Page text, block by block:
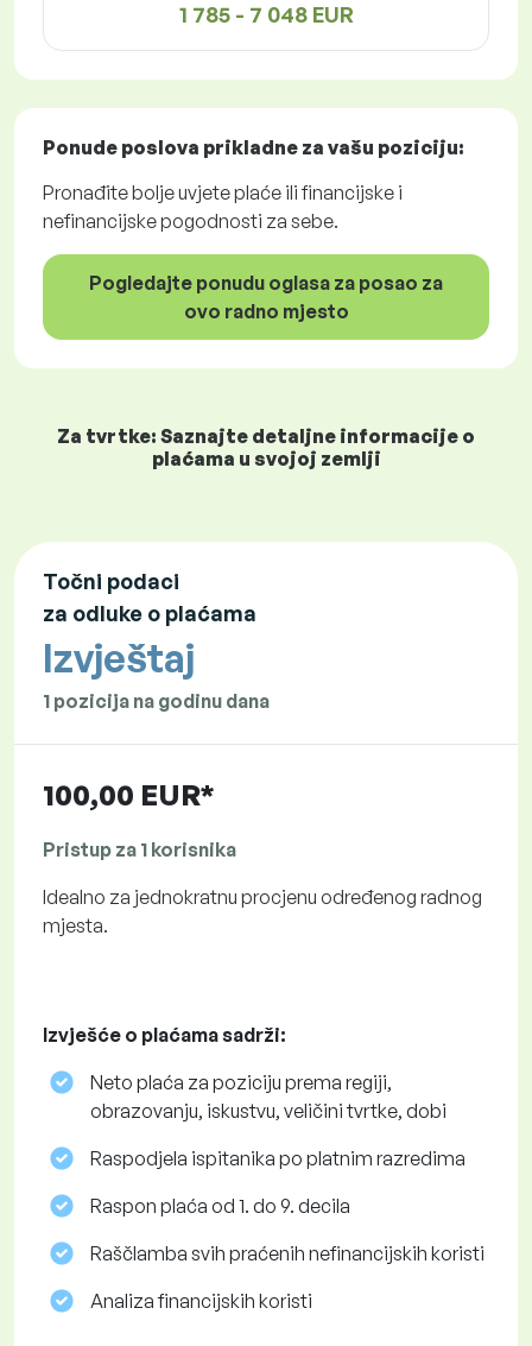
1 785 - 7 048 EUR
Ponude poslova prikladne za vašu poziciju:
Pronađite bolje uvjete plaće ili financijske i
nefinancijske pogodnosti za sebe.
Pogledajte ponudu oglasa za posao za
ovo radno mjesto
Za tvrtke: Saznajte detaljne informacije o
plaćama u svojoj zemlji
Točni podaci
za odluke o plaćama
Izvještaj
1 pozicija na godinu dana
100,00 EUR*
Pristup za 1 korisnika
Idealno za jednokratnu procjenu određenog radnog
mjesta.
Izvješće o plaćama sadrži:
Neto plaća za poziciju prema regiji,
obrazovanju, iskustvu, veličini tvrtke, dobi
Raspodjela ispitanika po platnim razredima
Raspon plaća od 1. do 9. decila
Raščlamba svih praćenih nefinancijskih koristi
Analiza financijskih koristi